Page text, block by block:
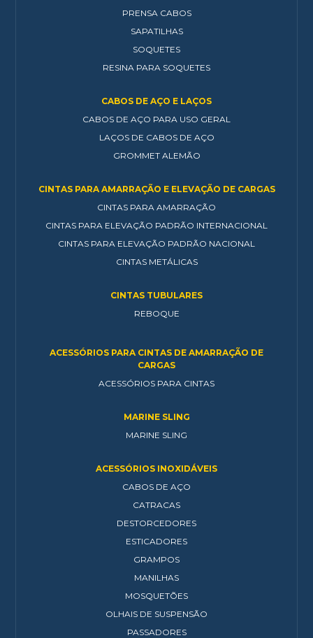
PRENSA CABOS
SAPATILHAS
SOQUETES
RESINA PARA SOQUETES
CABOS DE AÇO E LAÇOS
CABOS DE AÇO PARA USO GERAL
LAÇOS DE CABOS DE AÇO
GROMMET ALEMÃO
CINTAS PARA AMARRAÇÃO E ELEVAÇÃO DE CARGAS
CINTAS PARA AMARRAÇÃO
CINTAS PARA ELEVAÇÃO PADRÃO INTERNACIONAL
CINTAS PARA ELEVAÇÃO PADRÃO NACIONAL
CINTAS METÁLICAS
CINTAS TUBULARES
REBOQUE
ACESSÓRIOS PARA CINTAS DE AMARRAÇÃO DE
CARGAS
ACESSÓRIOS PARA CINTAS
MARINE SLING
MARINE SLING
ACESSÓRIOS INOXIDÁVEIS
CABOS DE AÇO
CATRACAS
DESTORCEDORES
ESTICADORES
GRAMPOS
MANILHAS
MOSQUETÕES
OLHAIS DE SUSPENSÃO
PASSADORES